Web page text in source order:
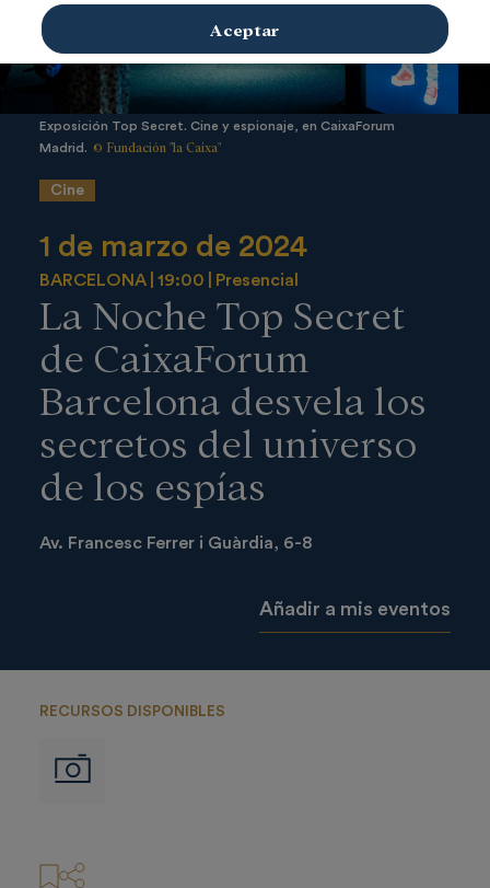
Exposición Top Secret. Cine y espionaje, en CaixaForum
Madrid. © Fundación "la Caixa"
Cine
1 de marzo de 2024
BARCELONA 19:00 Presencial
La Noche Top Secret
de CaixaForum
Barcelona desvela los
secretos del universo
de los espías
Av. Francesc Ferrer i Guàrdia, 6-8
Añadir a mis eventos
RECURSOS DISPONIBLES
Imágenes
Aceptar